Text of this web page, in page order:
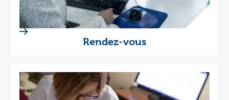
Rendez-vous